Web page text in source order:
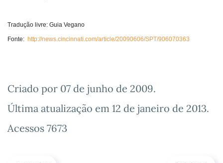
Tradução livre: Guia Vegano
Fonte: http://news.cincinnati.com/article/20090606/SPT/906070363
Criado por 07 de junho de 2009.
Última atualização em 12 de janeiro de 2013.
Acessos 7673